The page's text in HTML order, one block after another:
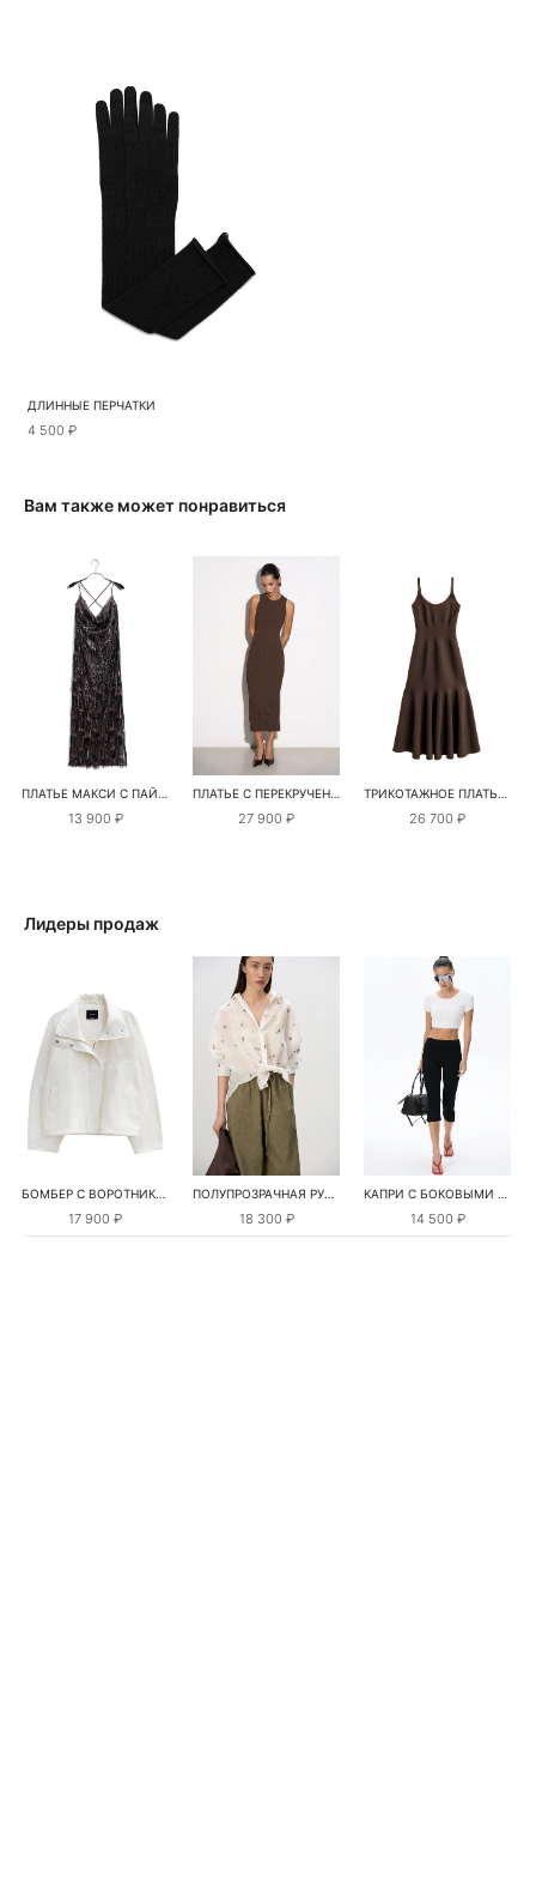
ДЛИННЫЕ ПЕРЧАТКИ
4 500 ₽
Вам также может понравиться
ПЛАТЬЕ МАКСИ С ПАЙЕТКАМИ
13 900 ₽
ПЛАТЬЕ С ПЕРЕКРУЧЕННОЙ СПИНКОЙ
27 900 ₽
ТРИКОТАЖНОЕ ПЛАТЬЕ ИЗ ВИСКОЗЫ
26 700 ₽
Лидеры продаж
БОМБЕР С ВОРОТНИКОМ-СТОЙКОЙ
17 900 ₽
ПОЛУПРОЗРАЧНАЯ РУБАШКА С РОМАШКАМИ
18 300 ₽
КАПРИ С БОКОВЫМИ РАЗРЕЗАМИ
14 500 ₽